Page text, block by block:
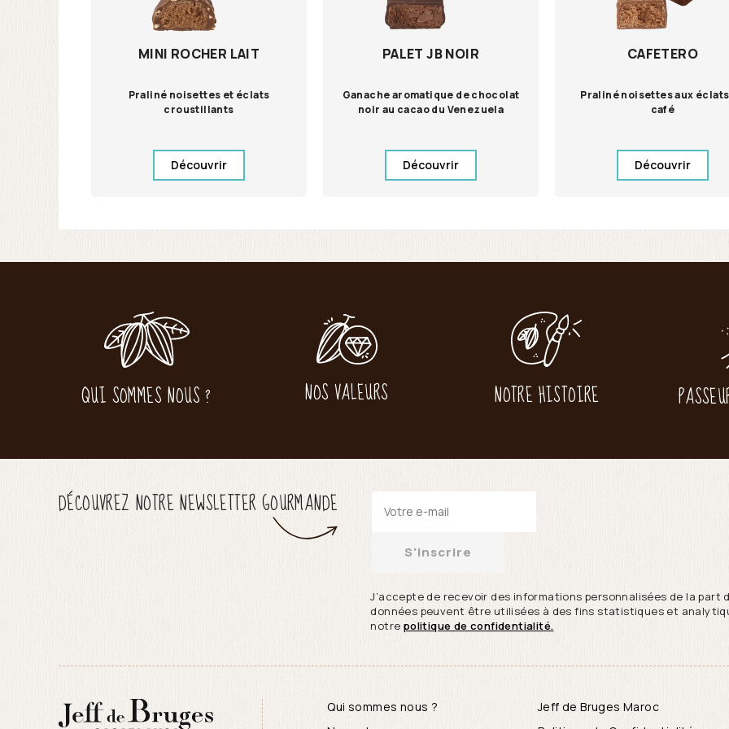
MINI ROCHER LAIT
Praliné noisettes et éclats
croustillants
Découvrir
PALET JB NOIR
Ganache aromatique de chocolat
noir au cacao du Venezuela
Découvrir
CAFETERO
Praliné noisettes aux
café
Découvrir
QUI SOMMES NOUS ? NOS VALEURS NOTRE HISTOIRE
DÉCOUVREZ NOTRE NEWSLETTER GOURMANDE
S'inscrire
J’accepte de recevoir des informations personnalisées de la part
données peuvent être utilisées à des fins statistiques et
notre politique de confidentialité.
Qui sommes nous ?
Jeff de Bruges Maroc